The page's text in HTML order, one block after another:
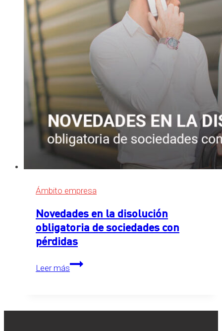
Ámbito empresa
Novedades en la disolución
obligatoria de sociedades con
pérdidas
Leer más
Novedades
en
obligatoria